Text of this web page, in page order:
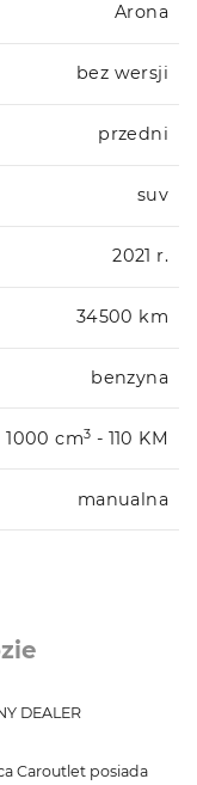
Arona
bez wersji
przedni
suv
2021 r.
34500 km
benzyna
1000 cm3 - 110 KM
manualna
DEALER
Caroutlet posiada